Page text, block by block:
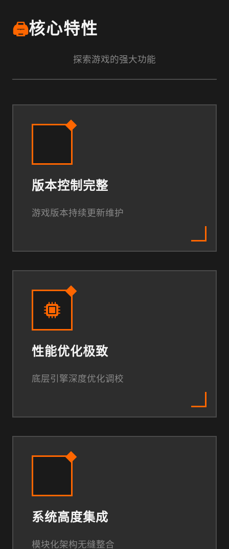
🖨️核心特性
探索游戏的强大功能
版本控制完整
游戏版本持续更新维护
性能优化极致
底层引擎深度优化调校
系统高度集成
模块化架构无缝整合